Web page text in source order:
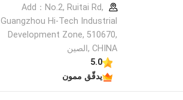
Add：No.2, Ruitai Rd,
Guangzhou Hi-Tech Industrial
Development Zone, 510670,
CHINA ,الصين
5.0
يدقّق ممون